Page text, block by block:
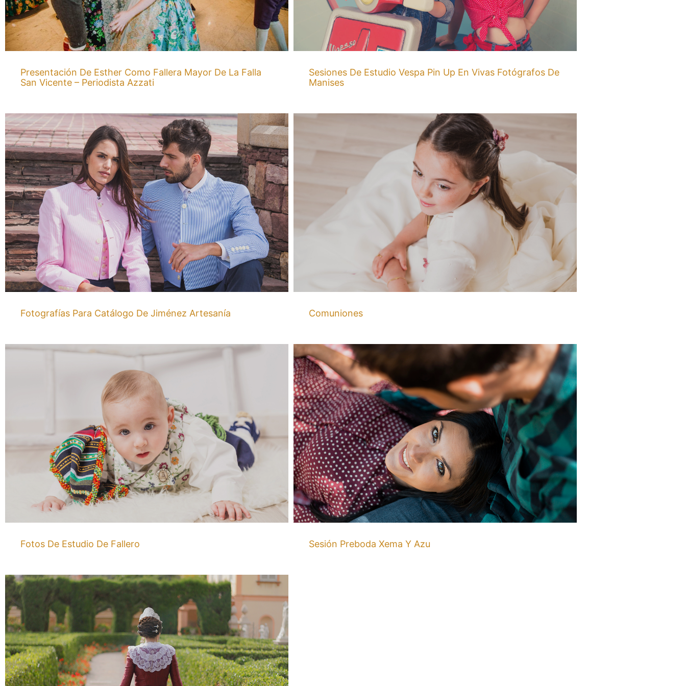
Presentación De Esther Como Fallera Mayor De La Falla
San Vicente – Periodista Azzati
Sesiones De Estudio Vespa Pin Up En Vivas Fotógrafos De
Manises
Fotografías Para Catálogo De Jiménez Artesanía Comuniones
Fotos De Estudio De Fallero Sesión Preboda Xema Y Azu